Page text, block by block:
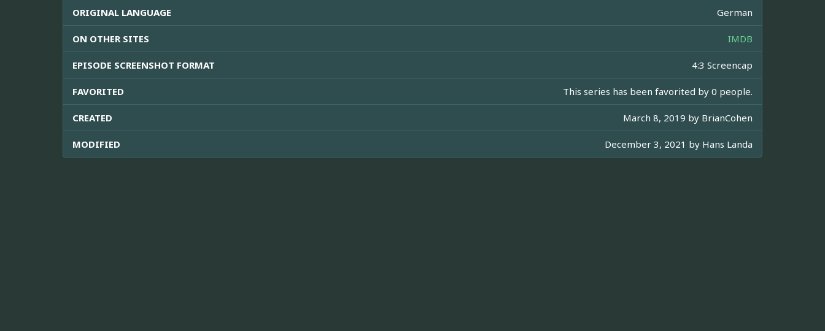
ORIGINAL LANGUAGE German
ON OTHER SITES IMDB
EPISODE SCREENSHOT FORMAT 4:3 Screencap
FAVORITED This series has been favorited by 0 people.
CREATED March 8, 2019 by BrianCohen
MODIFIED December 3, 2021 by Hans Landa